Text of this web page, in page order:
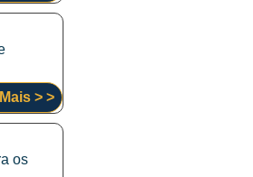
> >
os